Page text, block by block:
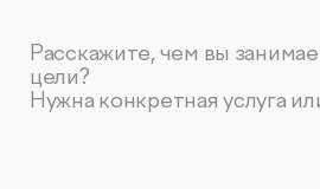
Расскажите, чем вы
цели?
Нужна конкретная услуга